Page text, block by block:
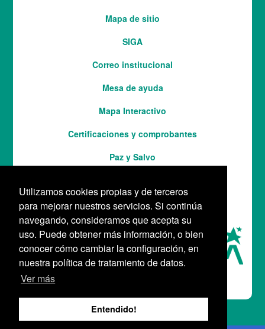
Utilizamos cookies propias y de terceros
para mejorar nuestros servicios. Si continúa
navegando, consideramos que acepta su
uso. Puede obtener más información, o bien
conocer cómo cambiar la configuración, en
nuestra política de tratamiento de datos.
Ver más
Entendido!
Mapa de sitio
SIGA
Correo institucional
Mesa de ayuda
Mapa Interactivo
ServicesCertificaciones y comprobantes
Paz y Salvo